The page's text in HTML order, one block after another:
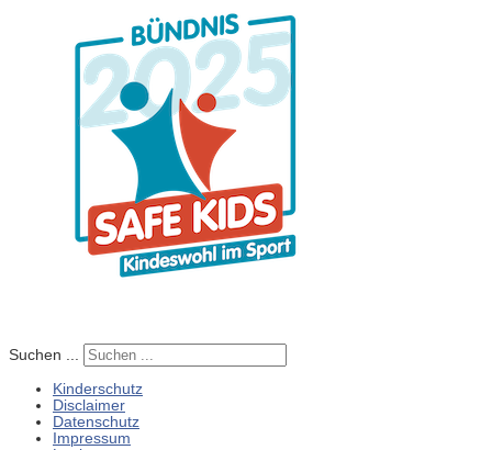
Suchen ...
Kinderschutz
Disclaimer
Datenschutz
Impressum